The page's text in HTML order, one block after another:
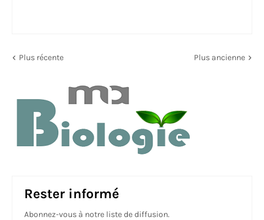
Plus récente Plus ancienne
Rester informé
Abonnez-vous à notre liste de diffusion.